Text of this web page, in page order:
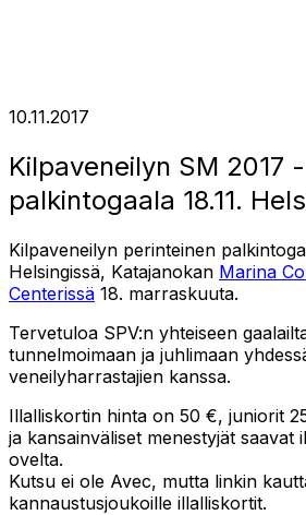
10.11.2017
Kilpaveneilyn SM 2017 -
palkintogaala 18.11.
Kilpaveneilyn perinteinen
Helsingissä, Katajanokan Marina
Centerissä 18. marraskuuta.
Tervetuloa SPV:n yhteiseen
tunnelmoimaan ja juhlimaan
veneilyharrastajien kanssa.
Illalliskortin hinta on 50 €, juniorit
ja kansainväliset menestyjät saavat
ovelta.
Kutsu ei ole Avec, mutta linkin
kannaustusjoukoille illalliskortit.